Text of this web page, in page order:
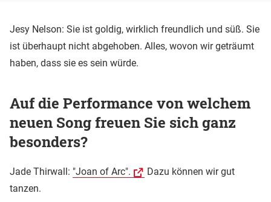
Jesy Nelson: Sie ist goldig, wirklich freundlich und süß. Sie
ist überhaupt nicht abgehoben. Alles, wovon wir geträumt
haben, dass sie es sein würde.
Auf die Performance von welchem
neuen Song freuen Sie sich ganz
besonders?
Jade Thirwall: "Joan of Arc".
Dazu können wir gut
tanzen.